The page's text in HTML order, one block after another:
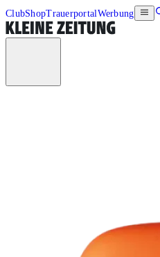
ClubShopTrauerportalWerbung